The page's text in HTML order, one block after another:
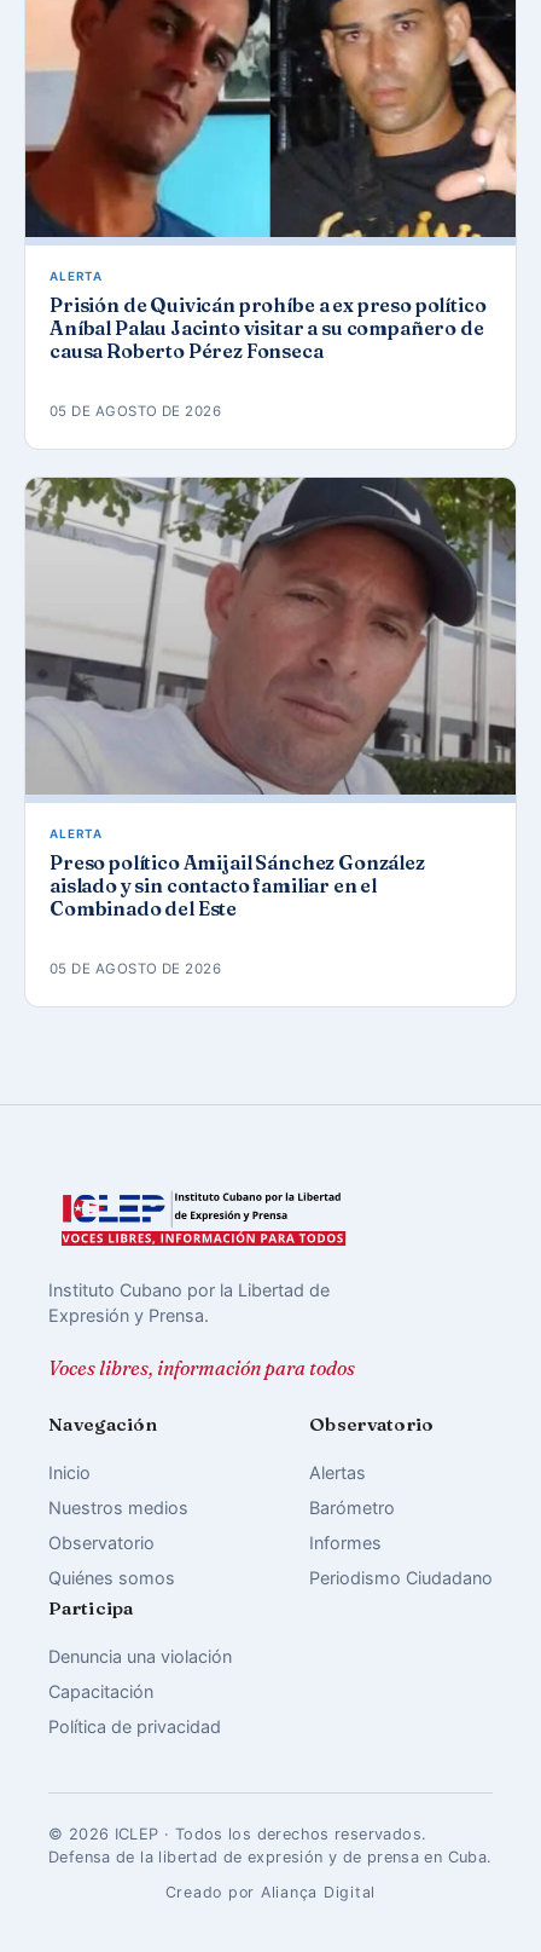
ALERTA
Prisión de Quivicán prohíbe a ex preso político
Aníbal Palau Jacinto visitar a su compañero de
causa Roberto Pérez Fonseca
05 DE AGOSTO DE 2026
ALERTA
Preso político Amijail Sánchez González
aislado y sin contacto familiar en el
Combinado del Este
05 DE AGOSTO DE 2026
Instituto Cubano por la Libertad de
Expresión y Prensa.
Voces libres, información para todos
Navegación
Inicio
Nuestros medios
Observatorio
Quiénes somos
Observatorio
Alertas
Barómetro
Informes
Periodismo Ciudadano
Participa
Denuncia una violación
Capacitación
Política de privacidad
© 2026 ICLEP · Todos los derechos reservados.
Defensa de la libertad de expresión y de prensa en Cuba.
Creado por Aliança Digital